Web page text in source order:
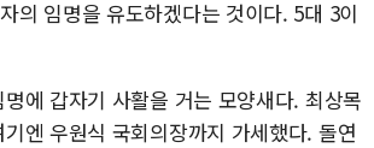
의 임명을 유도하겠다는 것이다. 5대 3이
에 갑자기 사활을 거는 모양새다. 최상목
엔 우원식 국회의장까지 가세했다. 돌연